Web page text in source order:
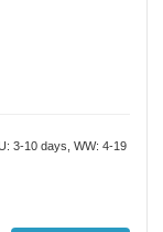
3-10 days, WW: 4-19